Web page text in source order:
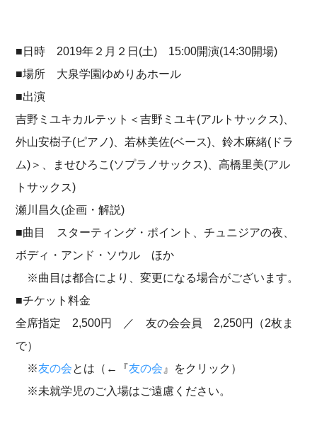
■日時 2019年２月２日(土) 15:00開演(14:30開場)
■場所 大泉学園ゆめりあホール
■出演
吉野ミユキカルテット＜吉野ミユキ(アルトサックス)、
外山安樹子(ピアノ)、若林美佐(ベース)、鈴木麻緒(ドラ
ム)＞、ませひろこ(ソプラノサックス)、高橋里美(アル
トサックス)
瀬川昌久(企画・解説)
■曲目 スターティング・ポイント、チュニジアの夜、
ボディ・アンド・ソウル ほか
※曲目は都合により、変更になる場合がございます。
■チケット料金
全席指定 2,500円 ／ 友の会会員 2,250円（2枚ま
で）
※友の会とは（←『友の会 』をクリック）
※未就学児のご入場はご遠慮ください。